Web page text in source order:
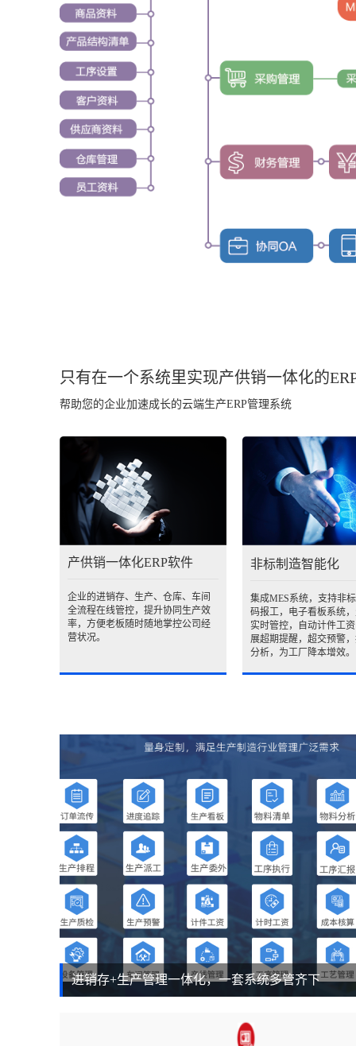
只有在一个系统里实现产供销一体化的
帮助您的企业加速成长的云端生产ERP管理系统
产供销一体化ERP软件
企业的进销存、生产、仓库、车间
全流程在线管控，提升协同生产效
率，方便老板随时随地掌控公司经
营状况。
非标制造智能化
集成MES系统，支持非
码报工，电子看板系统
实时管控，自动计件工
展超期提醒，超交预警
分析，为工厂降本增效。
进销存+生产管理一体化，一套系统多管齐下